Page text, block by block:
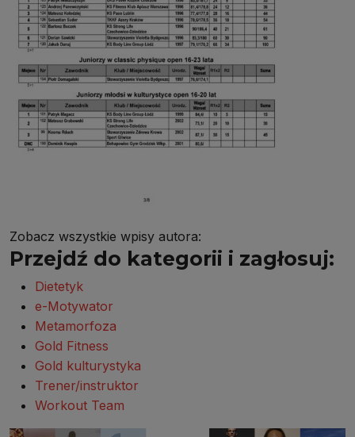
Zobacz wszystkie wpisy autora:
Przejdź do kategorii i zagłosuj:
Dietetyk
e-Motywator
Metamorfoza
Gold Fitness
Gold kulturystyka
Trener/instruktor
Workout Team